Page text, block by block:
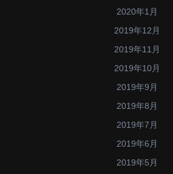
2020年1月
2019年12月
2019年11月
2019年10月
2019年9月
2019年8月
2019年7月
2019年6月
2019年5月